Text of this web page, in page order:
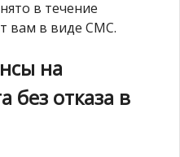
в течение
вам в виде СМС.
на
без отказа в